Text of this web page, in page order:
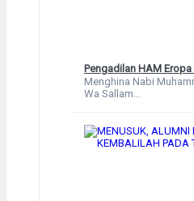
Pengadilan HAM Eropa
Menghina Nabi
Wa Sallam...